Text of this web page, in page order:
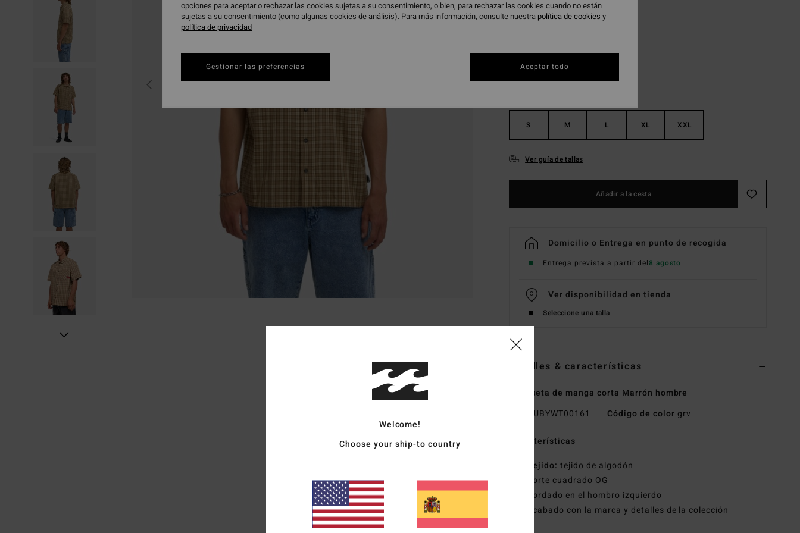
S M L XL XXL
Ver guía de tallas
Añadir a la cesta
Domicilio o Entrega en punto de recogida
Entrega prevista a partir del8 agosto
Ver disponibilidad en tienda
Seleccione una talla
Detalles & características
Camiseta de manga corta Marrón hombre
UBYWT00161 Código de color grv
Características
Tejido: tejido de algodón
Corte cuadrado OG
Bordado en el hombro izquierdo
Acabado con la marca y detalles de la colección
Welcome!
Choose your ship-to country
opciones para aceptar o rechazar las cookies sujetas a su consentimiento, o bien, para rechazar las cookies cuando no están
sujetas a su consentimiento (como algunas cookies de análisis). Para más información, consulte nuestra política de cookies y
política de privacidad
Gestionar las preferencias Aceptar todo